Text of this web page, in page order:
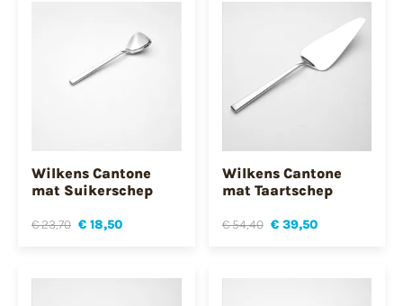
Wilkens Cantone
mat Suikerschep
€ 23,70 € 18,50
Wilkens Cantone
mat Taartschep
€ 54,40 € 39,50